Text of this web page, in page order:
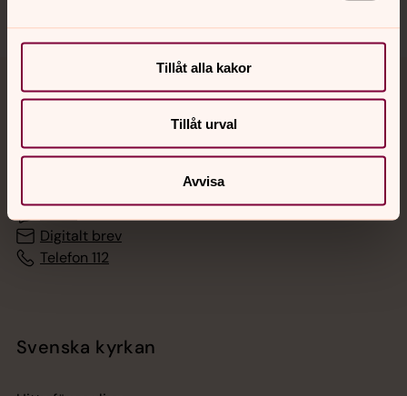
Tillåt alla kakor
Tillåt urval
Avvisa
Jourhavande präst
med en präst på kvällar och nätter.
Digitalt brev
Telefon 112
Svenska kyrkan